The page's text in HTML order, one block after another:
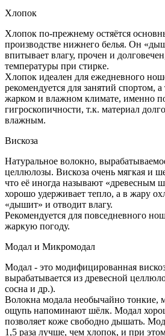
Хлопок
Хлопок по-прежнему остяётся
производстве нижнего белья. Он
впитывает влагу, прочен и
температуры при стирке.
Хлопок идеален для ежедневного
рекомендуется для занятий спортом,
жарком и влажном климате, именно
гигроскопичности, т.к. материал
влажным.
Вискоза
Натуральное волокно,
целлюлозы. Вискоза очень мягкая и
что её иногда называют «древесным
хорошо удерживает тепло, а в жару
«дышит» и отводит влагу.
Рекомендуется для повседневного
жаркую погоду.
Модал и Микромодал
Модал - это модифицированная
вырабатывается из древесной
сосна и др.).
Волокна модала необычайно тонкие,
ощупь напоминают шёлк. Модал
позволяет коже свободно дышать.
1,5 раза лучше, чем хлопок, и при